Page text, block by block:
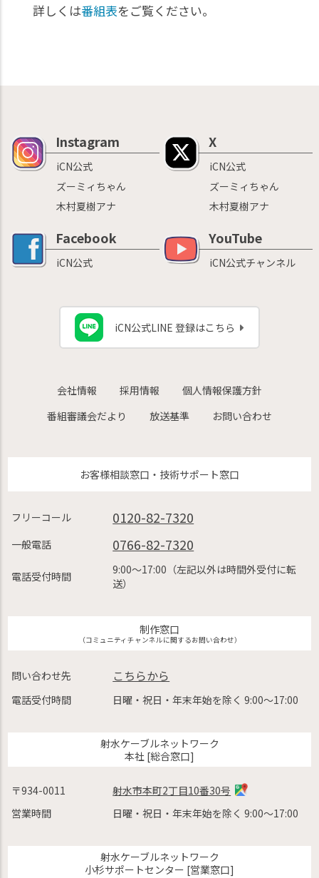
詳しくは番組表をご覧ください。
Instagram
iCN公式
ズーミィちゃん
木村夏樹アナ
X
iCN公式
ズーミィちゃん
木村夏樹アナ
Facebook
iCN公式
YouTube
iCN公式チャンネル
iCN公式LINE 登録はこちら
会社情報 採用情報
個人情報保護方針
番組審議会だより
放送基準 お問い合わせ
お客様相談窓口・技術サポート窓口
フリーコール 0120-82-7320
一般電話 0766-82-7320
電話受付時間
9:00〜17:00（左記以外は時間外受付に転
送）
制作窓口
（コミュニティチャンネルに関するお問い合わせ）
問い合わせ先 こちらから
電話受付時間 日曜・祝日・年末年始を除く 9:00〜17:00
射水ケーブルネットワーク
本社 [総合窓口]
〒934-0011
射水市本町2丁目10番30号
営業時間
日曜・祝日・年末年始を除く 9:00〜17:00
射水ケーブルネットワーク
小杉サポートセンター [営業窓口]